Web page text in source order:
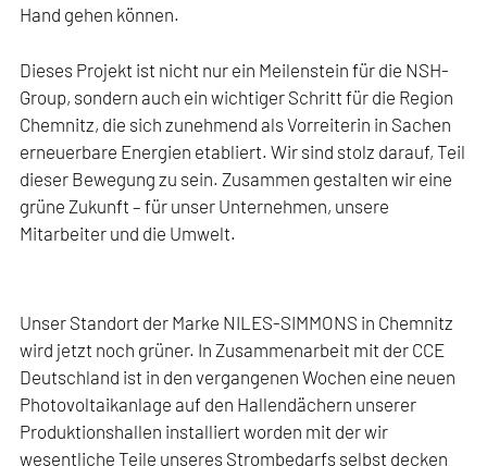
Hand gehen können.
Dieses Projekt ist nicht nur ein Meilenstein für die NSH-
Group, sondern auch ein wichtiger Schritt für die Region
Chemnitz, die sich zunehmend als Vorreiterin in Sachen
erneuerbare Energien etabliert. Wir sind stolz darauf, Teil
dieser Bewegung zu sein. Zusammen gestalten wir eine
grüne Zukunft – für unser Unternehmen, unsere
Mitarbeiter und die Umwelt.
Unser Standort der Marke NILES-SIMMONS in Chemnitz
wird jetzt noch grüner. In Zusammenarbeit mit der CCE
Deutschland ist in den vergangenen Wochen eine neuen
Photovoltaikanlage auf den Hallendächern unserer
Produktionshallen installiert worden mit der wir
wesentliche Teile unseres Strombedarfs selbst decken